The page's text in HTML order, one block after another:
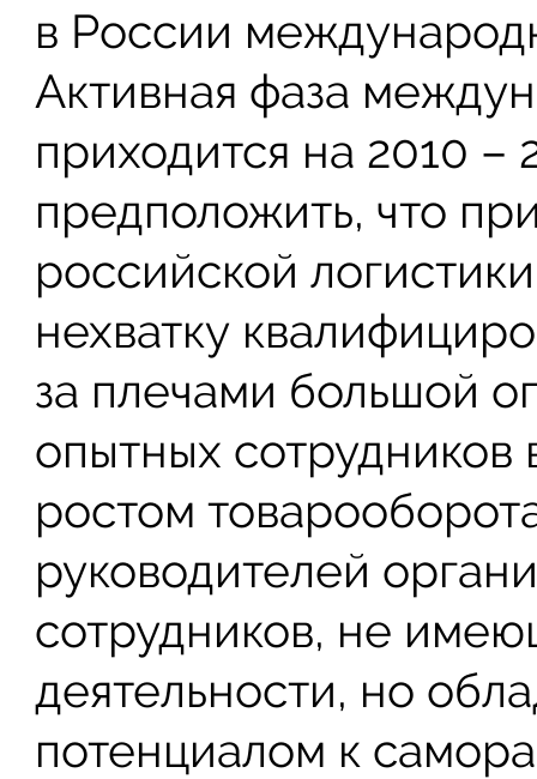
в России
Активная фаза
приходится на 2010 –
предположить, что
российской
нехватку
за плечами большой
опытных
ростом
руководителей
сотрудников, не
деятельности, но
потенциалом к